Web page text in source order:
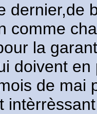
dernier,de
comme
la
doivent
de mai